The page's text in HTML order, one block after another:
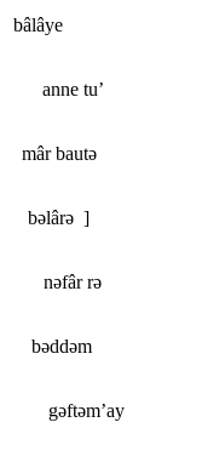
24- بالایِ اَغوزّه تو دَوسمه تو[53] bâlâye
اَنِّه تو بَخرم نفار بورم لو ’anne tu
مار بَوته چی بوئِه دتر بَوته « گو » mâr bautә
[ بلاره اون تگِ تن ره ندا چو ][54] [ bәlârә
نفار ره چسبیدم برفتم بالا nәfâr rә
بدیدم دخترک خوابیده لالا bәddәm
گفتم ای دخترک بوسه به من ده gәftәm’ay